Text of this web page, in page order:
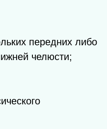
передних либо
челюсти;